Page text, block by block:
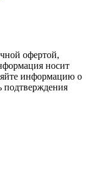
офертой,
носит
информацию о
подтверждения